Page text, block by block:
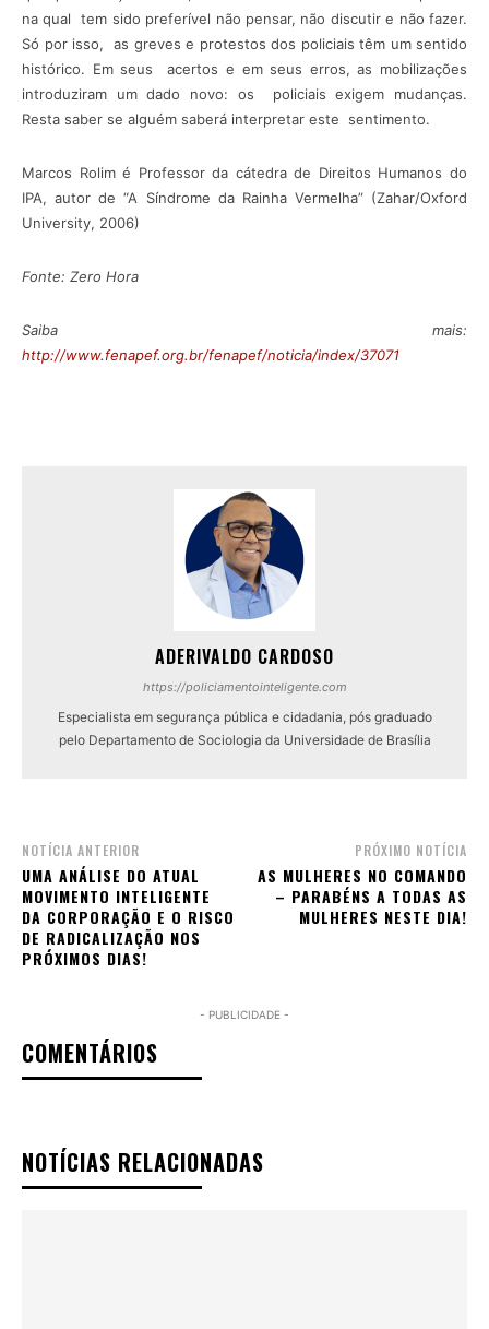
na qual tem sido preferível não pensar, não discutir e não fazer.
Só por isso, as greves e protestos dos policiais têm um sentido
histórico. Em seus acertos e em seus erros, as mobilizações
introduziram um dado novo: os policiais exigem mudanças.
Resta saber se alguém saberá interpretar este sentimento.
Marcos Rolim é Professor da cátedra de Direitos Humanos do
IPA, autor de “A Síndrome da Rainha Vermelha” (Zahar/Oxford
University, 2006)
Fonte: Zero Hora
Saiba mais:
http://www.fenapef.org.br/fenapef/noticia/index/37071
ADERIVALDO CARDOSO
https://policiamentointeligente.com
Especialista em segurança pública e cidadania, pós graduado
pelo Departamento de Sociologia da Universidade de Brasília
NOTÍCIA ANTERIOR
UMA ANÁLISE DO ATUAL
MOVIMENTO INTELIGENTE
DA CORPORAÇÃO E O RISCO
DE RADICALIZAÇÃO NOS
PRÓXIMOS DIAS!
PRÓXIMO NOTÍCIA
AS MULHERES NO COMANDO
– PARABÉNS A TODAS AS
MULHERES NESTE DIA!
- PUBLICIDADE -
COMENTÁRIOS
NOTÍCIAS RELACIONADAS